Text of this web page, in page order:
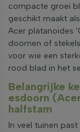
compacte groei
geschikt maakt
Acer platanoides
doornen of
voor wie een
rood blad in het
Belangrijke
esdoorn
halfstam
In veel tuinen